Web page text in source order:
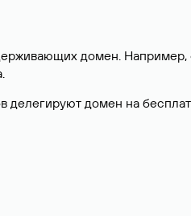
домен.
делегируют домен на